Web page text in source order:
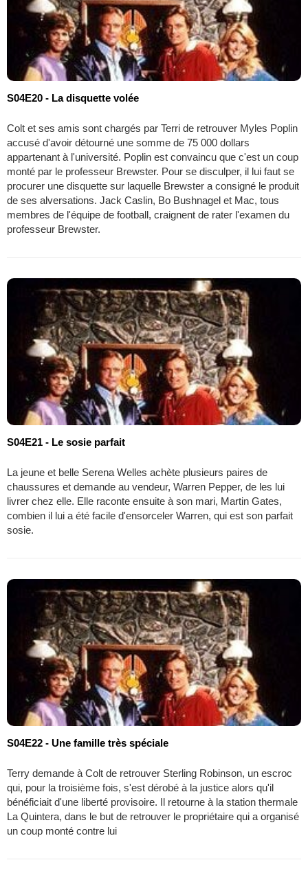
S04E20 - La disquette volée
Colt et ses amis sont chargés par Terri de retrouver Myles Poplin
accusé d'avoir détourné une somme de 75 000 dollars
appartenant à l'université. Poplin est convaincu que c'est un coup
monté par le professeur Brewster. Pour se disculper, il lui faut se
procurer une disquette sur laquelle Brewster a consigné le produit
de ses alversations. Jack Caslin, Bo Bushnagel et Mac, tous
membres de l'équipe de football, craignent de rater l'examen du
professeur Brewster.
S04E21 - Le sosie parfait
La jeune et belle Serena Welles achète plusieurs paires de
chaussures et demande au vendeur, Warren Pepper, de les lui
livrer chez elle. Elle raconte ensuite à son mari, Martin Gates,
combien il lui a été facile d'ensorceler Warren, qui est son parfait
sosie.
S04E22 - Une famille très spéciale
Terry demande à Colt de retrouver Sterling Robinson, un escroc
qui, pour la troisième fois, s'est dérobé à la justice alors qu'il
bénéficiait d'une liberté provisoire. Il retourne à la station thermale
La Quintera, dans le but de retrouver le propriétaire qui a organisé
un coup monté contre lui